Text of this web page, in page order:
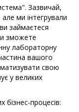
Зазвичай,
ми інтегрували
займаєтеся
зможете
лабораторну
вашого
свою
у великих
бізнес-процесів: